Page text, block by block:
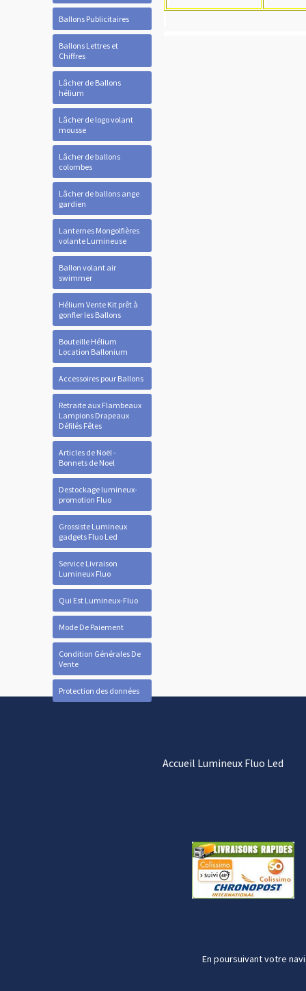
Ballons Publicitaires
Ballons Lettres et
Chiffres
Lâcher de Ballons
hélium
Lâcher de logo volant
mousse
Lâcher de ballons
colombes
Lâcher de ballons ange
gardien
Lanternes Mongolfières
volante Lumineuse
Ballon volant air
swimmer
Hélium Vente Kit prêt à
gonfler les Ballons
Bouteille Hélium
Location Ballonium
Accessoires pour Ballons
Retraite aux Flambeaux
Lampions Drapeaux
Défilés Fêtes
Articles de Noël -
Bonnets de Noel
Destockage lumineux-
promotion Fluo
Grossiste Lumineux
gadgets Fluo Led
Service Livraison
Lumineux Fluo
Qui Est Lumineux-Fluo
Mode De Paiement
Condition Générales De
Vente
Protection des données
Accueil Lumineux Fluo Led
En poursuivant votre